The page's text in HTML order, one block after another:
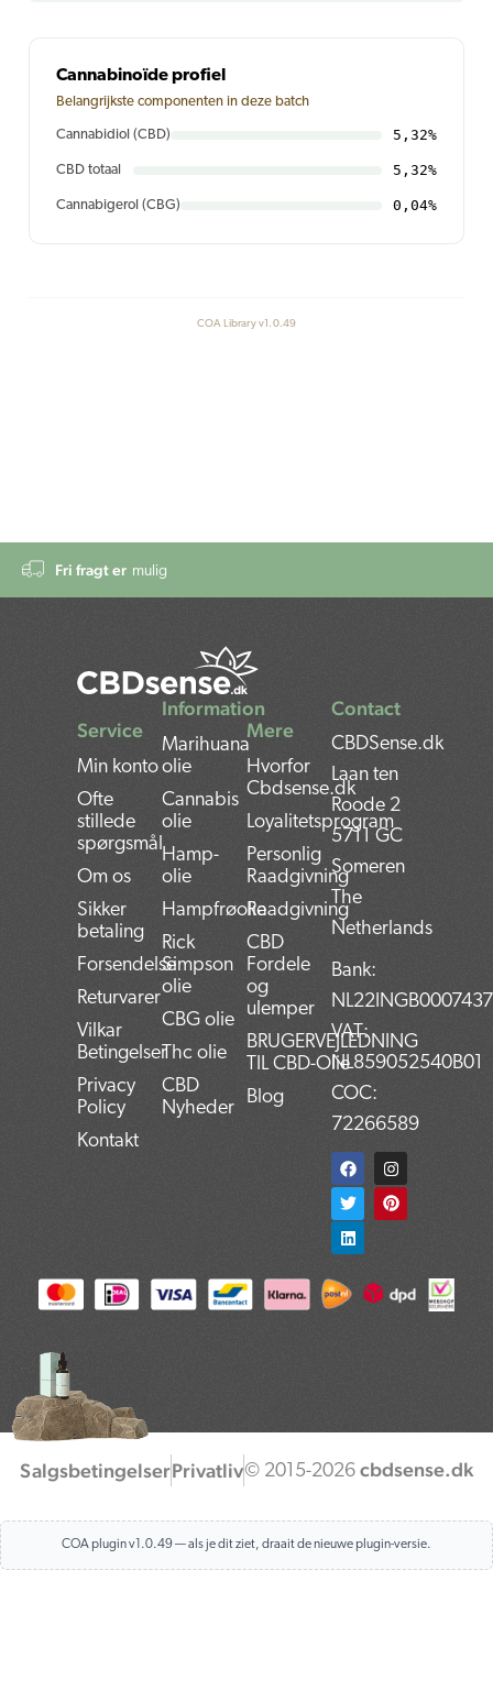
Cannabinoïde profiel
Belangrijkste componenten in deze batch
Cannabidiol (CBD) 5,32%
CBD totaal 5,32%
Cannabigerol (CBG) 0,04%
COA Library v1.0.49
Fri fragt er mulig
Contact
CBDSense.dk
Laan ten
Roode 2
5711 GC
Someren
The
Netherlands
Bank:
VAT:
NL859052540B01
COC:
72266589
F
a
c
e
b
o
o
I
n
s
t
a
m
T
w
i
t
t
e
r
P
i
n
t
e
t
L
i
n
k
e
d
i
Service
Min konto
Ofte
stillede
spørgsmål
Om os
Sikker
betaling
Forsendelse
Returvarer
Vilkar
Betingelser
Privacy
Policy
Kontakt
Information
Marihuana
olie
Cannabis
olie
Hamp-
olie
Hampfrøolie
Rick
Simpson
olie
CBG olie
Thc olie
CBD
Nyheder
Mere
Hvorfor
Cbdsense.dk
Loyalitetsprogram
Personlig
Raadgivning
Raadgivning
CBD
Fordele
og
ulemper
BRUGERVEJLEDNING
TIL CBD-Olie
Blog
Salgsbetingelser Privatliv © 2015-2026 cbdsense.dk
COA plugin v1.0.49 — als je dit ziet, draait de nieuwe plugin-versie.